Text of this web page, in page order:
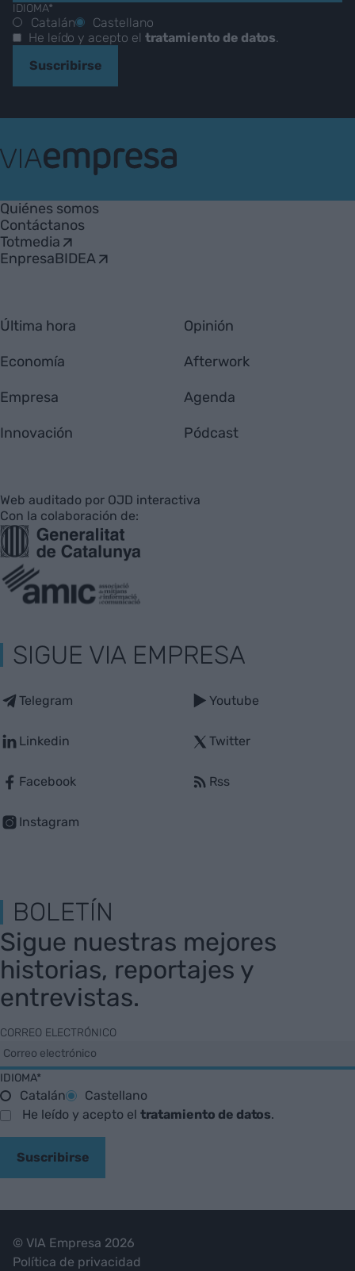
IDIOMA*
Catalán
Castellano
He leído y acepto el tratamiento de datos.
Suscribirse
Empresa
Quiénes somos
Contáctanos
Totmedia
EnpresaBIDEA
Última hora
Economía
Empresa
Innovación
Opinión
Afterwork
Agenda
Pódcast
Web auditado por OJD interactiva
Con la colaboración de:
SIGUE VIA EMPRESA
Telegram
Linkedin
Facebook
Instagram
Youtube
Twitter
Rss
BOLETÍN
Sigue nuestras mejores
historias, reportajes y
entrevistas.
CORREO ELECTRÓNICO
IDIOMA*
Catalán
Castellano
He leído y acepto el tratamiento de datos.
Suscribirse
© VIA Empresa 2026
Política de privacidad